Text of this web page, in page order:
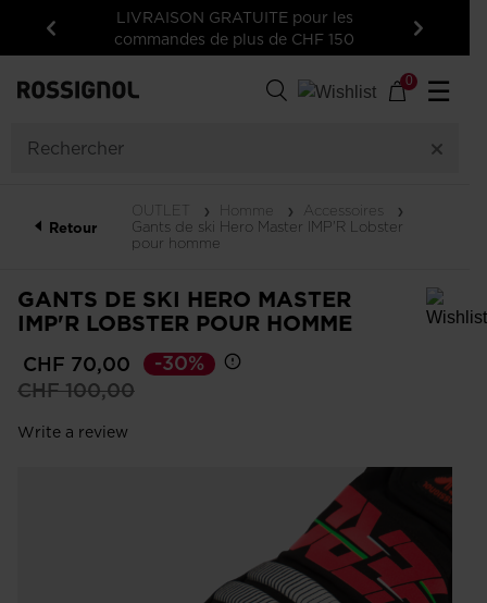
Précédent
LIVRAISON GRATUITE pour les
commandes de plus de CHF 150
Suivant
0 ☰
Retour
OUTLET Homme
Accessoires
Gants de ski Hero Master IMP'R Lobster
pour homme
GANTS DE SKI HERO MASTER
IMP'R LOBSTER POUR HOMME
Pour ajouter un produit à la liste de souhaits, veuillez sélectionner une
taille
CHF 70,00
Prix
de
CHF 100,00à
-30%
Write a review